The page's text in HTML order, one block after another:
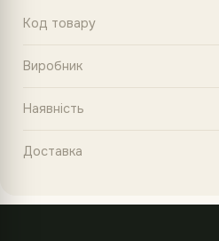
Код товару
Виробник
Наявність
Доставка